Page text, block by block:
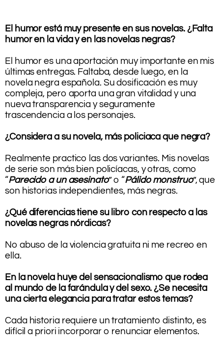
El humor está muy presente en sus novelas. ¿Falta
humor en la vida y en las novelas negras?
El humor es una aportación muy importante en mis
últimas entregas. Faltaba, desde luego, en la
novela negra española. Su dosificación es muy
compleja, pero aporta una gran vitalidad y una
nueva transparencia y seguramente
trascendencia a los personajes.
¿Considera a su novela, más policiaca que negra?
Realmente practico las dos variantes. Mis novelas
de serie son más bien policíacas, y otras, como
“Parecido a un asesinato” o “Pálido monstruo”, que
son historias independientes, más negras.
¿Qué diferencias tiene su libro con respecto a las
novelas negras nórdicas?
No abuso de la violencia gratuita ni me recreo en
ella.
En la novela huye del sensacionalismo que rodea
al mundo de la farándula y del sexo. ¿Se necesita
una cierta elegancia para tratar estos temas?
Cada historia requiere un tratamiento distinto, es
difícil a priori incorporar o renunciar elementos.